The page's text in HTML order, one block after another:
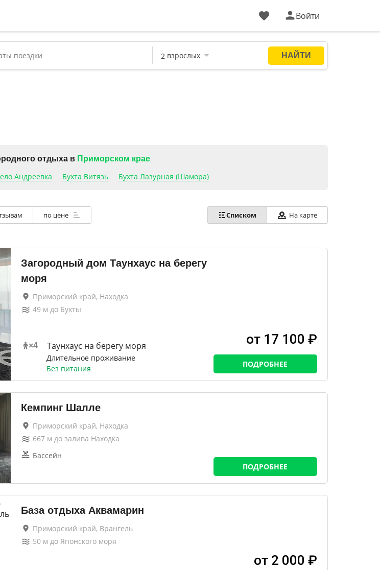
Войти
отдыха в Приморском крае
Андреевка Бухта Витязь Бухта Лазурная (Шамора)
по цене Списком На карте
Загородный дом Таунхаус на берегу
моря
Приморский край, Находка
49 м до Бухты
×4 Таунхаус на берегу моря
Длительное проживание
Без питания
от 17 100 ₽
ПОДРОБНЕЕ
Кемпинг Шалле
Приморский край, Находка
667м до залива Находка
Бассейн
ПОДРОБНЕЕ
База отдыха Аквамарин
Приморский край, Врангель
50м до Японского моря
от 2 000 ₽